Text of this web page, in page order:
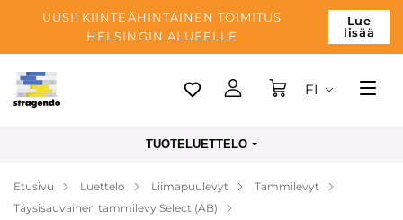
UUSI! KIINTEÄHINTAINEN TOIMITUS
HELSINGIN ALUEELLE
Lue
lisää
Tallinn
Maksu
FI
TUOTELUETTELO
Etusivu Luettelo Liimapuulevyt
Tammilevyt
Täysisauvainen tammilevy Select (AB)